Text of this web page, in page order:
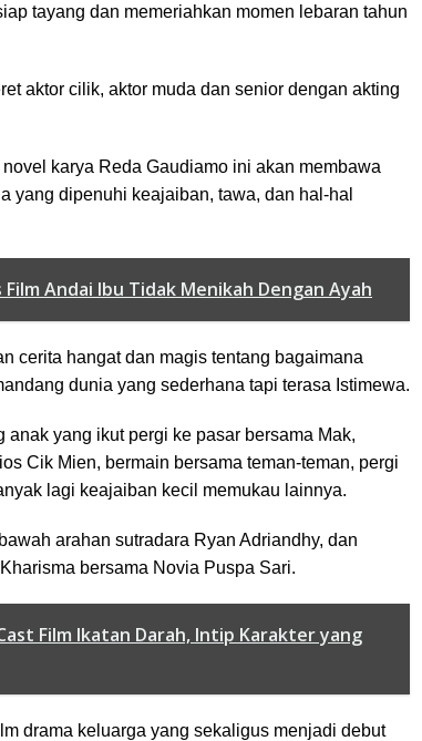
tayang dan memeriahkan momen lebaran tahun
aktor cilik, aktor muda dan senior dengan akting
karya Reda Gaudiamo ini akan membawa
yang dipenuhi keajaiban, tawa, dan hal-hal
Film Andai Ibu Tidak Menikah Dengan Ayah
cerita hangat dan magis tentang bagaimana
dunia yang sederhana tapi terasa Istimewa.
anak yang ikut pergi ke pasar bersama Mak,
Cik Mien, bermain bersama teman-teman, pergi
lagi keajaiban kecil memukau lainnya.
arahan sutradara Ryan Adriandhy, dan
bersama Novia Puspa Sari.
Film Ikatan Darah, Intip Karakter yang
drama keluarga yang sekaligus menjadi debut